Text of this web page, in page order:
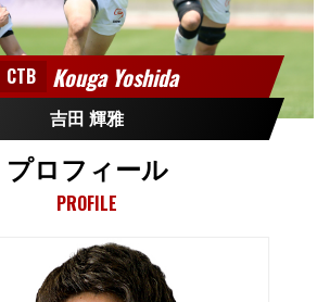
CTB Kouga Yoshida
吉田 輝雅
プロフィール
PROFILE